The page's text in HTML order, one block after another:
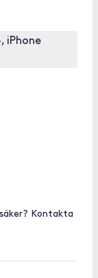
iPhone
Kontakta